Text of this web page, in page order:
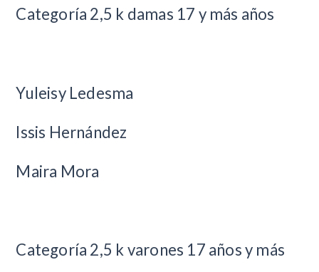
Categoría 2,5 k damas 17 y más años
Yuleisy Ledesma
Issis Hernández
Maira Mora
Categoría 2,5 k varones 17 años y más